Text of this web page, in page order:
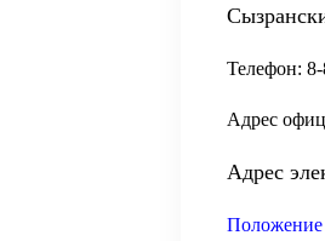
Телефон:
Адрес
Адрес
Положение